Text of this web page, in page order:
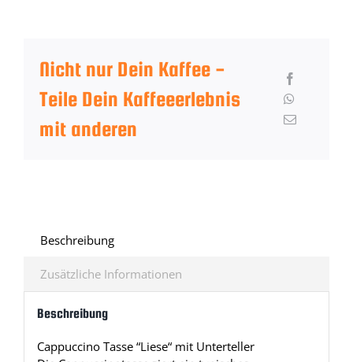
Nicht nur Dein Kaffee -
Teile Dein Kaffeeerlebnis
mit anderen
Beschreibung
Zusätzliche Informationen
Beschreibung
Cappuccino Tasse “Liese“ mit Unterteller